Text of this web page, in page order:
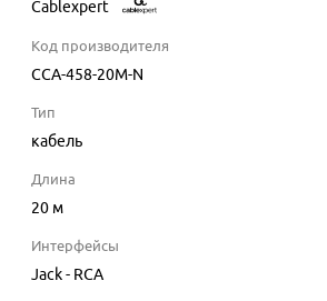
Cablexpert
Код производителя
CCA-458-20M-N
Тип
кабель
Длина
20 м
Интерфейсы
Jack - RCA